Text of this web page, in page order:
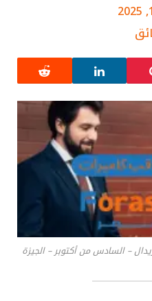
– السادس من أكتوبر – الجيزة